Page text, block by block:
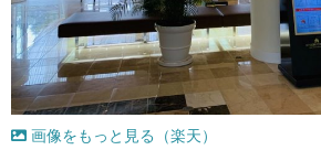
画像をもっと見る（楽天）